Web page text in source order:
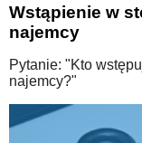
Wstąpienie w
najemcy
Pytanie: "Kto
najemcy?"